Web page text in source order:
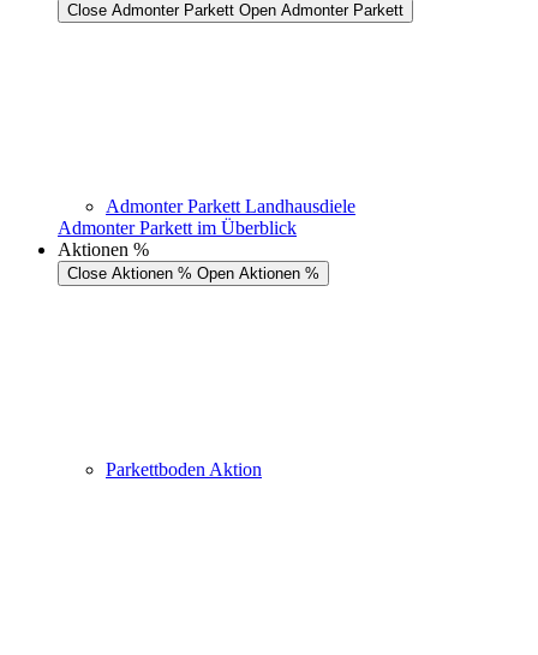
Close Admonter Parkett Open Admonter Parkett
Admonter Parkett Landhausdiele
Admonter Parkett im Überblick
Aktionen %
Close Aktionen % Open Aktionen %
Parkettboden Aktion